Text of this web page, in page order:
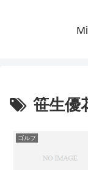
笹生優
ゴルフ